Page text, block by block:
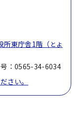
東庁舎1階（ とよ
：0565-34-6034
さい。